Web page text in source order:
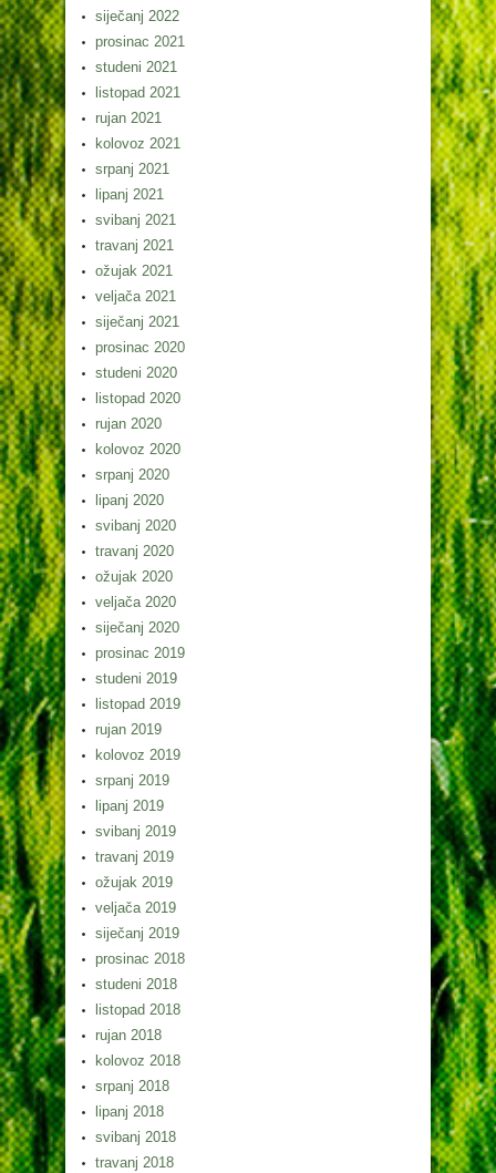
siječanj 2022
prosinac 2021
studeni 2021
listopad 2021
rujan 2021
kolovoz 2021
srpanj 2021
lipanj 2021
svibanj 2021
travanj 2021
ožujak 2021
veljača 2021
siječanj 2021
prosinac 2020
studeni 2020
listopad 2020
rujan 2020
kolovoz 2020
srpanj 2020
lipanj 2020
svibanj 2020
travanj 2020
ožujak 2020
veljača 2020
siječanj 2020
prosinac 2019
studeni 2019
listopad 2019
rujan 2019
kolovoz 2019
srpanj 2019
lipanj 2019
svibanj 2019
travanj 2019
ožujak 2019
veljača 2019
siječanj 2019
prosinac 2018
studeni 2018
listopad 2018
rujan 2018
kolovoz 2018
srpanj 2018
lipanj 2018
svibanj 2018
travanj 2018